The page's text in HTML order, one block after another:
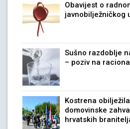
Obavijest o
javnobilježničkog
Sušno razdoblje
– poziv na
Kostrena
domovinske
hrvatskih